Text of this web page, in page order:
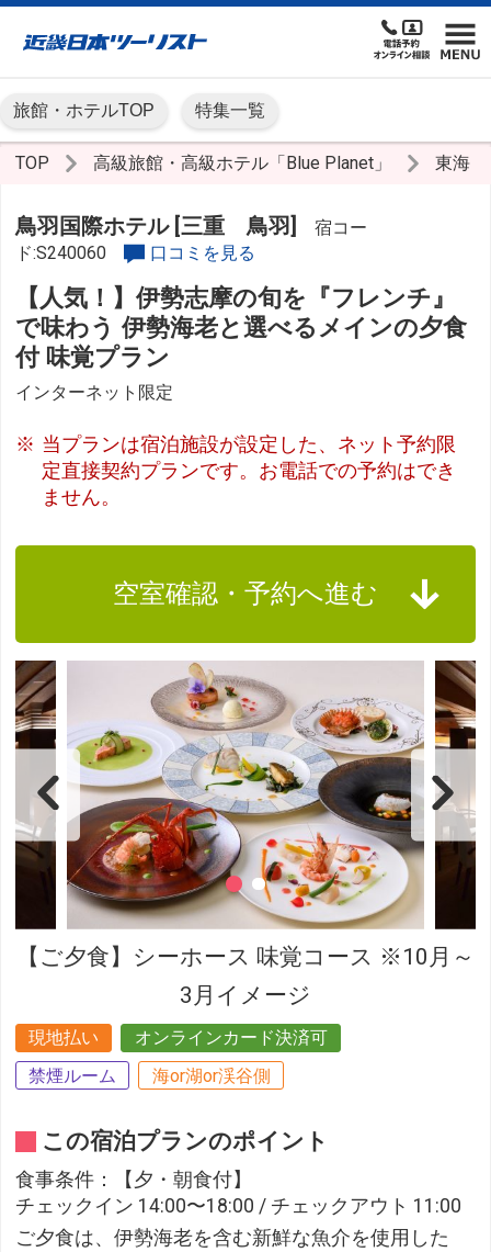
旅館・ホテルTOP 特集一覧
TOP 高級旅館・高級ホテル「Blue Planet」 東海
鳥羽国際ホテル [三重 鳥羽]
宿コー
ド:S240060
口コミを見る
【人気！】伊勢志摩の旬を『フレンチ』
で味わう 伊勢海老と選べるメインの夕食
付 味覚プラン
インターネット限定
当プランは宿泊施設が設定した、ネット予約限
定直接契約プランです。お電話での予約はでき
ません。
空室確認・予約へ進む
【ご夕食】シーホース 味覚コース ※10月～
3月イメージ
現地払い
オンラインカード決済可
禁煙ルーム
海or湖or渓谷側
この宿泊プランのポイント
食事条件：【夕・朝食付】
チェックイン 14:00〜18:00 / チェックアウト 11:00
ご夕食は、伊勢海老を含む新鮮な魚介を使用した